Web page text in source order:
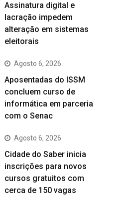
Assinatura digital e
lacração impedem
alteração em sistemas
eleitorais
Agosto 6, 2026
Aposentadas do ISSM
concluem curso de
informática em parceria
com o Senac
Agosto 6, 2026
Cidade do Saber inicia
inscrições para novos
cursos gratuitos com
cerca de 150 vagas